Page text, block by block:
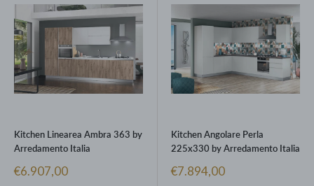
Kitchen Linearea Ambra 363 by
Arredamento Italia
Prezzo
€6.907,00
Kitchen Angolare Perla
225x330 by Arredamento Italia
Prezzo
€7.894,00